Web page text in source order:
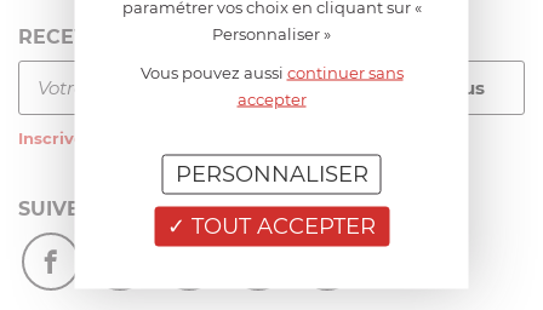
RECEVEZ LA NEWSLETTER
Inscrivez-vous
SUIVEZ-NOUS
paramétrer vos choix en cliquant sur «
Personnaliser »
Vous pouvez aussi continuer sans
accepter
TOUT ACCEPTER
PERSONNALISER